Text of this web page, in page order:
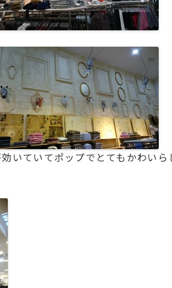
いていてポップでとてもかわいら